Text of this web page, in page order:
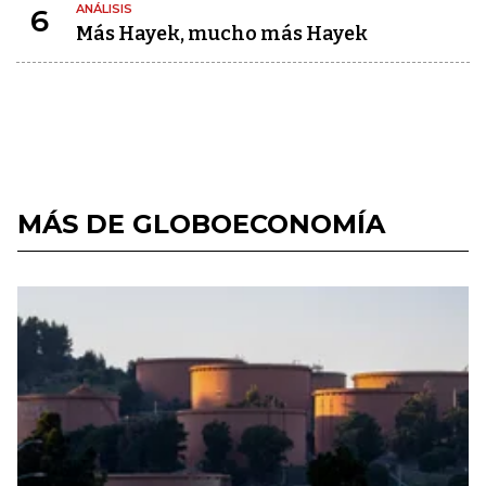
6 ANÁLISIS
Más Hayek, mucho más Hayek
MÁS DE GLOBOECONOMÍA